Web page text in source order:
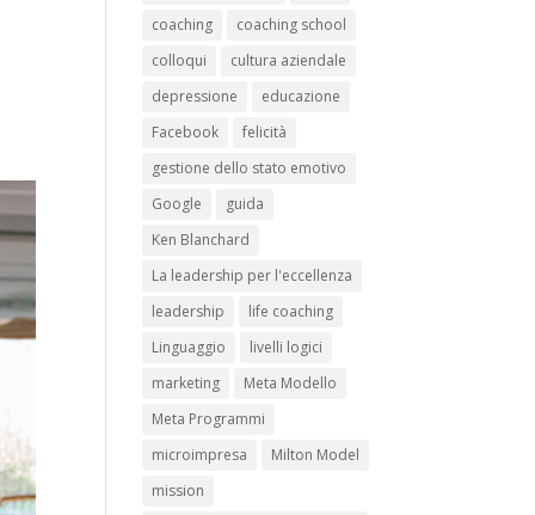
coaching
coaching school
colloqui
cultura aziendale
depressione
educazione
Facebook
felicità
gestione dello stato emotivo
Google
guida
Ken Blanchard
La leadership per l'eccellenza
leadership
life coaching
Linguaggio
livelli logici
marketing
Meta Modello
Meta Programmi
microimpresa
Milton Model
mission